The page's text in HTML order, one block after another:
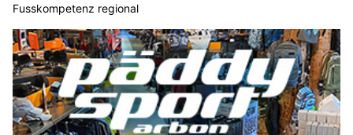
Fusskompetenz regional